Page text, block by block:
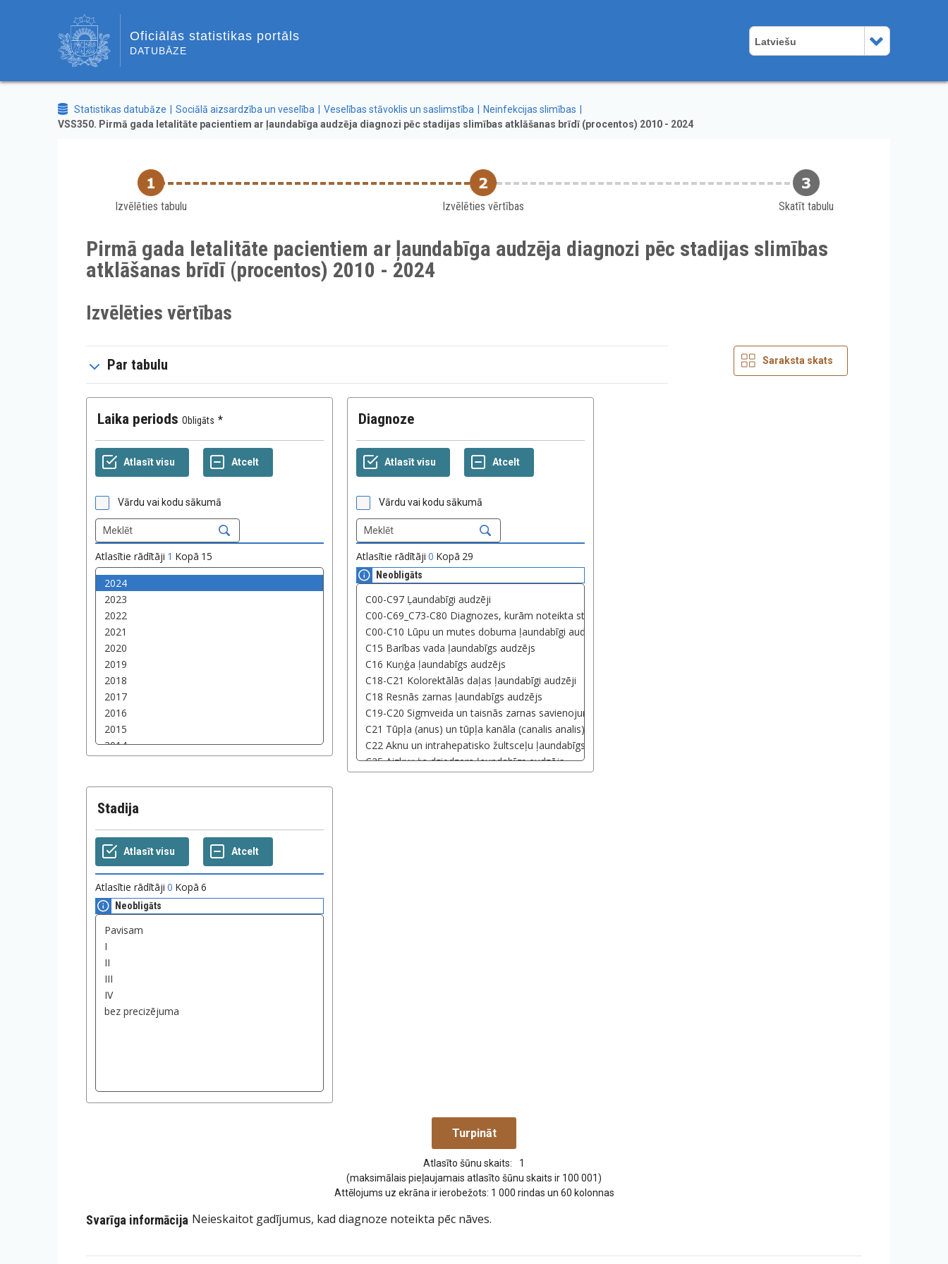
Oficiālās statistikas portāls
DATUBĀZE
Latviešu
Statistikas datubāze Sociālā aizsardzība un veselība Veselības stāvoklis un saslimstība
Neinfekcijas slimības
VSS350. Pirmā gada letalitāte pacientiem ar ļaundabīga audzēja diagnozi pēc stadijas slimības atklāšanas brīdī (procentos) 2010 - 2024
Izvēlēties tabulu Izvēlēties vērtības Skatīt tabulu
Pirmā gada letalitāte pacientiem ar ļaundabīga audzēja diagnozi pēc stadijas slimības
atklāšanas brīdī (procentos) 2010 - 2024
Izvēlēties vērtības
Par tabulu
Laika periods Obligāts
Vārdu vai kodu sākumā
Atlasītie rādītāji 1 Kopā 15
Diagnoze
Vārdu vai kodu sākumā
Atlasītie rādītāji 0 Kopā 29
Neobligāts
Stadija
Atlasītie rādītāji 0 Kopā 6
Neobligāts
Atlasīto šūnu skaits:
1
(maksimālais pieļaujamais atlasīto šūnu skaits ir 100 001)
Attēlojums uz ekrāna ir ierobežots: 1 000 rindas un 60 kolonnas
Svarīga informācija Neieskaitot gadījumus, kad diagnoze noteikta pēc nāves.